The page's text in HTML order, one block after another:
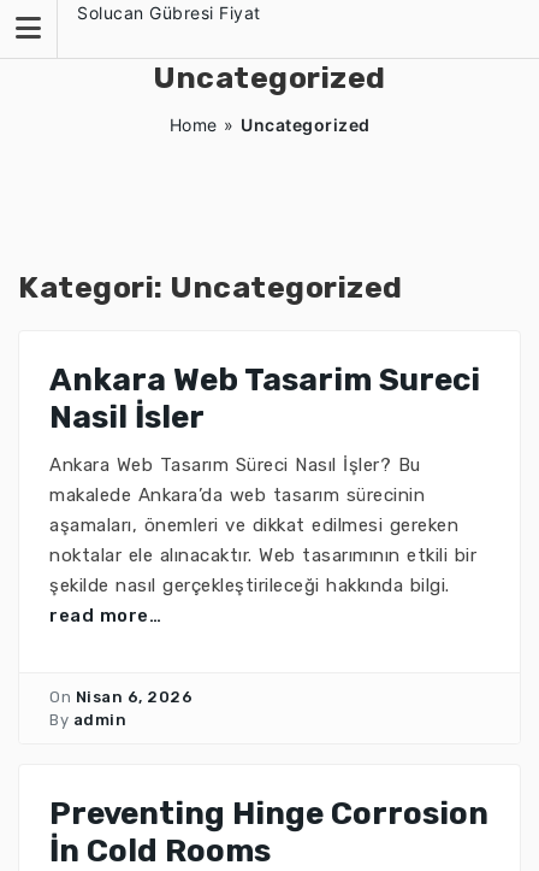
content
Solucan Gübresi Fiyat
Uncategorized
Home » Uncategorized
Kategori: Uncategorized
Ankara Web Tasarim Sureci
Nasil İsler
Ankara Web Tasarım Süreci Nasıl İşler? Bu
makalede Ankara’da web tasarım sürecinin
aşamaları, önemleri ve dikkat edilmesi gereken
noktalar ele alınacaktır. Web tasarımının etkili bir
şekilde nasıl gerçekleştirileceği hakkında bilgi.
read more…
On Nisan 6, 2026
By admin
Preventing Hinge Corrosion
İn Cold Rooms